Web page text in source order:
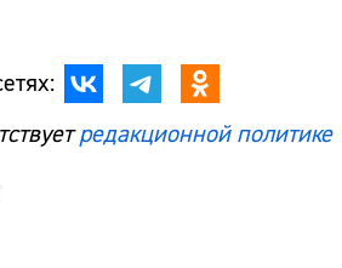
редакционной политике